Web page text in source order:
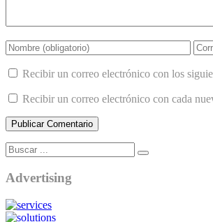
Recibir un correo electrónico con los
Recibir un correo electrónico con cada
Advertising